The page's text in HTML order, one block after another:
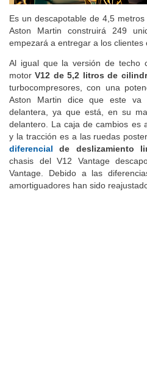
Es un descapotable de 4,5 metros
Aston Martin construirá 249
empezará a entregar a los clientes
Al igual que la versión de techo
motorV12 de 5,2 litros de
turbocompresores, con una
Aston Martin dice que este va
delantera, ya que está, en su
delantero. La caja de cambios es
y la tracción es a las ruedas
diferencial de deslizamiento
chasis del V12 Vantage
Vantage. Debido a las
amortiguadores han sido